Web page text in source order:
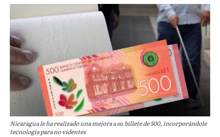
Nicaragua le ha realizado una mejora a su billete de 500, incorporándole
tecnología para no videntes